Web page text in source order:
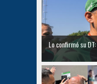
Lo confirmó su